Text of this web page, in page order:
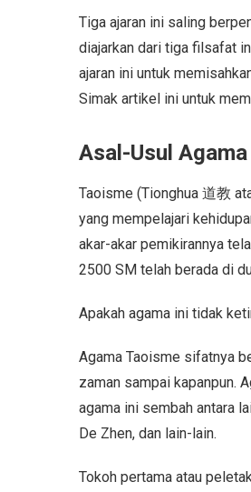
Tiga ajaran ini saling
diajarkan dari tiga filsafat
ajaran ini untuk
Simak artikel ini untuk
Asal-Usul
Taoisme (Tionghua 道教
yang mempelajari
akar-akar pemikirannya
2500 SM telah berada di
Apakah agama ini tidak
Agama Taoisme sifatnya
zaman sampai kapanpun.
agama ini sembah antara
De Zhen, dan lain-lain.
Tokoh pertama atau